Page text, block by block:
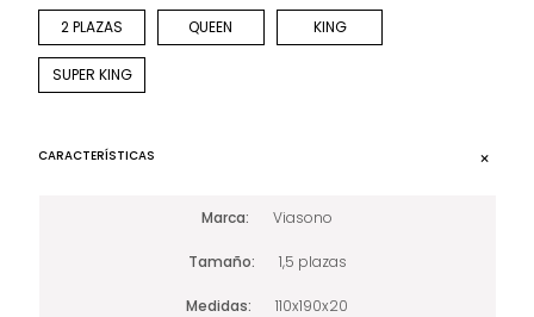
2 PLAZAS QUEEN KING
SUPER KING
CARACTERÍSTICAS
Marca Viasono
Tamaño 1,5 plazas
Medidas 110x190x20